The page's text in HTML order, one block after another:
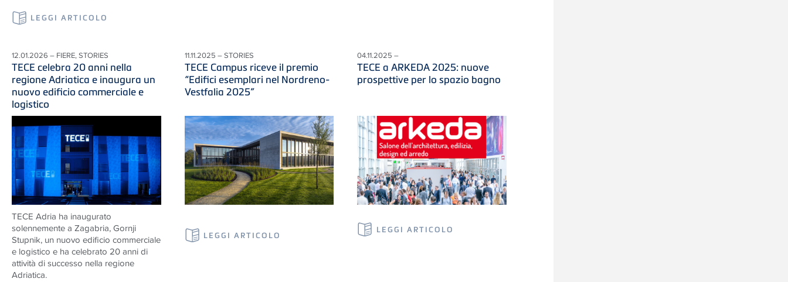
LEGGI ARTICOLO
12.01.2026 – FIERE, STORIES
TECE celebra 20 anni nella
regione Adriatica e inaugura un
nuovo edificio commerciale e
logistico
TECE Adria ha inaugurato
solennemente a Zagabria, Gornji
Stupnik, un nuovo edificio commerciale
e logistico e ha celebrato 20 anni di
attività di successo nella regione
Adriatica.
11.11.2025 – STORIES
TECE Campus riceve il premio
“Edifici esemplari nel Nordreno-
Vestfalia 2025”
LEGGI ARTICOLO
04.11.2025 –
TECE a ARKEDA 2025: nuove
prospettive per lo spazio bagno
LEGGI ARTICOLO